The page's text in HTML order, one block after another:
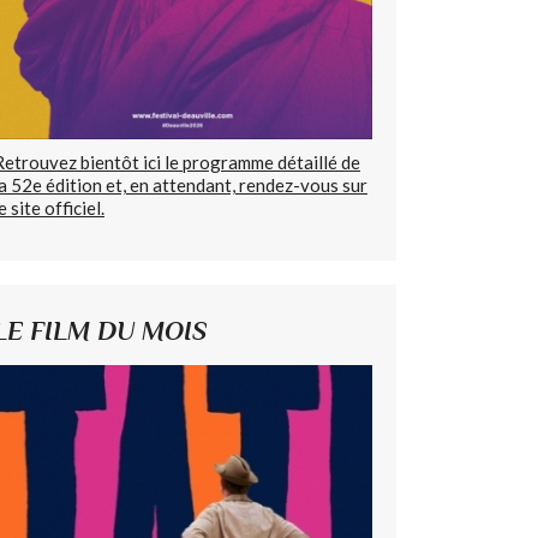
bientôt ici le programme détaillé de
52e édition et, en attendant, rendez-vous sur
site officiel.
FILM DU MOIS